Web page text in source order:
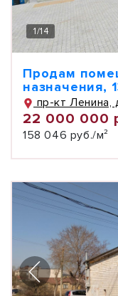
1/14
Продам
назначения,
пр-кт Ленина,
22 000 000
158 046 руб./м²